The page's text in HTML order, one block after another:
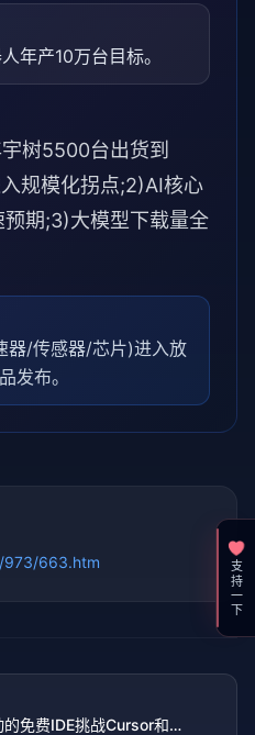
年产10万台目标。
树5500台出货到
规模化拐点;2)AI核心
期;3)大模型下载量全
器/传感器/芯片)进入放
发布。
973/663.htm
免费IDE挑战Cursor和
支持一下